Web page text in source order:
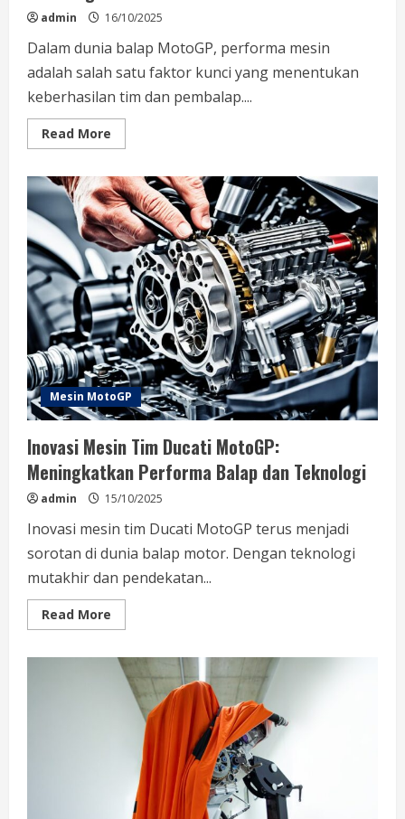
admin 16/10/2025
Dalam dunia balap MotoGP, performa mesin
adalah salah satu faktor kunci yang menentukan
keberhasilan tim dan pembalap....
Read More
more
Mesin
MotoGP
Paling
Cepat
Dan
Teknologi
Terkini
Mesin MotoGP
Inovasi Mesin Tim Ducati MotoGP:
Meningkatkan Performa Balap dan Teknologi
admin 15/10/2025
Inovasi mesin tim Ducati MotoGP terus menjadi
sorotan di dunia balap motor. Dengan teknologi
mutakhir dan pendekatan...
Read More
more
Mesin
Tim
Ducati
MotoGP:
Meningkatkan
Performa
Balap
Teknologi